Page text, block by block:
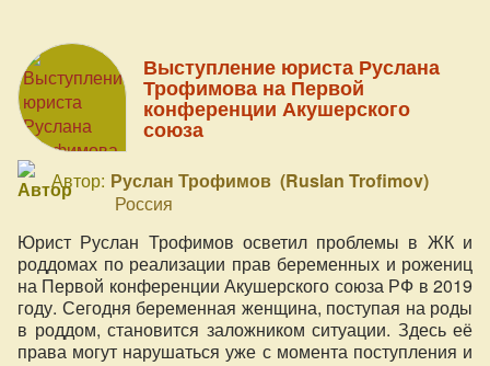
Выступление юриста Руслана
Трофимова на Первой
конференции Акушерского
союза
Автор: Руслан Трофимов (Ruslan Trofimov)
Россия
Юрист Руслан Трофимов осветил проблемы в ЖК и
роддомах по реализации прав беременных и рожениц
на Первой конференции Акушерского союза РФ в 2019
году. Сегодня беременная женщина, поступая на роды
в роддом, становится заложником ситуации. Здесь её
права могут нарушаться уже с момента поступления и